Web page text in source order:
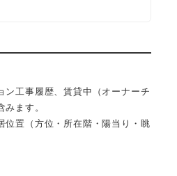
工事履歴、賃貸中（オーナーチ
みます。
置（方位・所在階・陽当り・眺